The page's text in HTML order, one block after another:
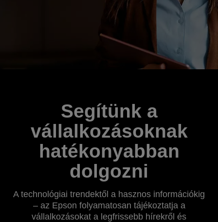
Segítünk a
vállalkozásoknak
hatékonyabban
dolgozni
A technológiai trendektől a hasznos információkig
– az Epson folyamatosan tájékoztatja a
vállalkozásokat a legfrissebb hírekről és